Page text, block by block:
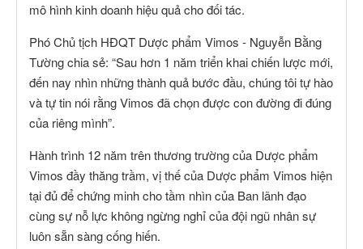
mô hình kinh doanh hiệu quả cho đối tác.
Phó Chủ tịch HĐQT Dược phẩm Vimos - Nguyễn Bằng
Tường chia sẻ: “Sau hơn 1 năm triển khai chiến lược mới,
đến nay nhìn những thành quả bước đầu, chúng tôi tự hào
và tự tin nói rằng Vimos đã chọn được con đường đi đúng
của riêng mình”.
Hành trình 12 năm trên thương trường của Dược phẩm
Vimos đầy thăng trầm, vị thế của Dược phẩm Vimos hiện
tại đủ để chứng minh cho tầm nhìn của Ban lãnh đạo
cùng sự nỗ lực không ngừng nghỉ của đội ngũ nhân sự
luôn sẵn sàng cống hiến.